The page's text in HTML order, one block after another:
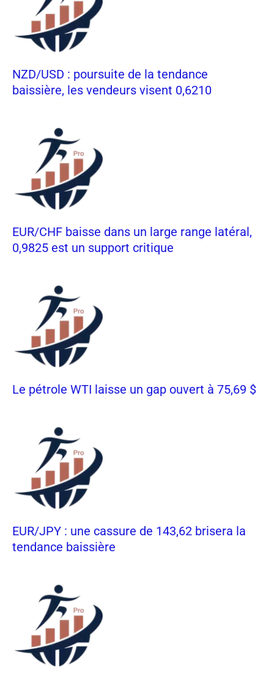
NZD/USD : poursuite de la tendance
baissière, les vendeurs visent 0,6210
EUR/CHF baisse dans un large range latéral,
0,9825 est un support critique
Le pétrole WTI laisse un gap ouvert à 75,69 $
EUR/JPY : une cassure de 143,62 brisera la
tendance baissière